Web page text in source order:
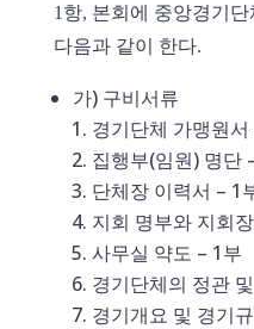
1항, 본회에 중앙경기
다음과 같이 한다.
가) 구비서류
경기단체 가맹원서
집행부(임원) 명단
단체장 이력서 – 1
지회 명부와 지회
사무실 약도 – 1부
경기단체의 정관
경기개요 및 경기